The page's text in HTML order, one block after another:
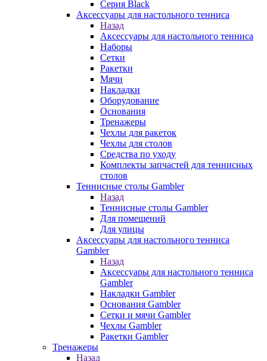
Серия Black
Аксессуары для настольного тенниса
Назад
Аксессуары для настольного тенниса
Наборы
Сетки
Ракетки
Мячи
Накладки
Оборудование
Основания
Тренажеры
Чехлы для ракеток
Чехлы для столов
Средства по уходу
Комплекты запчастей для теннисных
столов
Теннисные столы Gambler
Назад
Теннисные столы Gambler
Для помещений
Для улицы
Аксессуары для настольного тенниса
Gambler
Назад
Аксессуары для настольного тенниса
Gambler
Накладки Gambler
Основания Gambler
Сетки и мячи Gambler
Чехлы Gambler
Ракетки Gambler
Тренажеры
Назад